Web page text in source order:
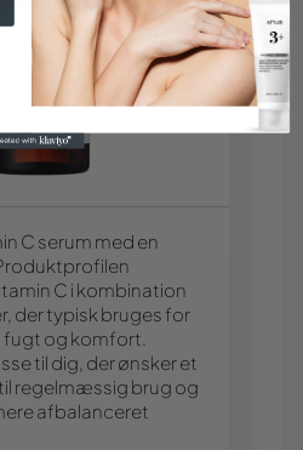
C serum med en
C i kombination
der typisk bruges for
og komfort.
til dig, der ønsker et
regelmæssig brug og
afbalanceret